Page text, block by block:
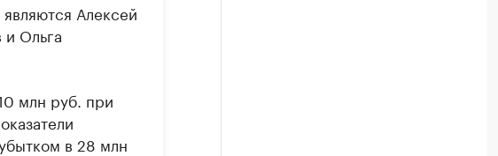
Алексей
и Ольга
млн руб. при
в 28 млн